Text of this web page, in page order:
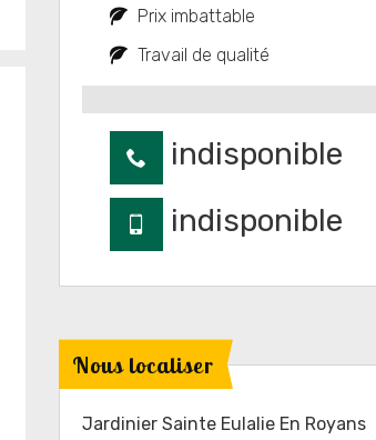
Prix imbattable
Travail de qualité
indisponible
indisponible
Nous localiser
Jardinier Sainte Eulalie En Royans